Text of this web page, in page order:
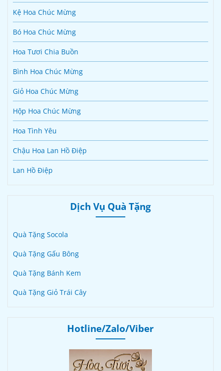
Kệ Hoa Chúc Mừng
Bó Hoa Chúc Mừng
Hoa Tươi Chia Buồn
Bình Hoa Chúc Mừng
Giỏ Hoa Chúc Mừng
Hộp Hoa Chúc Mừng
Hoa Tình Yêu
Chậu Hoa Lan Hồ Điệp
Lan Hồ Điệp
Dịch Vụ Quà Tặng
Quà Tặng Socola
Quà Tặng Gấu Bông
Quà Tặng Bánh Kem
Quà Tặng Giỏ Trái Cây
Hotline/Zalo/Viber